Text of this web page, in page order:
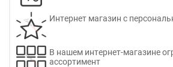
Интернет магазин с
В нашем интернет-магазине
ассортимент